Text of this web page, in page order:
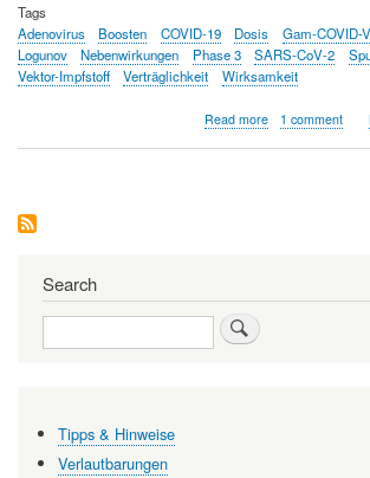
Tags
Adenovirus
Boosten COVID-19 Dosis Gam-COVID-
Logunov
Nebenwirkungen Phase 3 SARS-CoV-2
Vektor-Impfstoff
Verträglichkeit Wirksamkeit
Read moreabout
gute
1 comment
Search
Search
Tipps & Hinweise
Verlautbarungen